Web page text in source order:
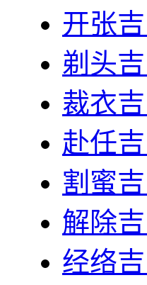
开张吉
剃头吉
裁衣吉
赴任吉
割蜜吉
解除吉
经络吉